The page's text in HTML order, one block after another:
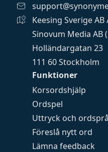
Funktioner
Korsordshjälp
Ordspel
Uttryck och
Föreslå nytt ord
Lämna feedback
Keesing Sverige AB
Sinovum Media AB
Holländargatan 23
111 60 Stockholm